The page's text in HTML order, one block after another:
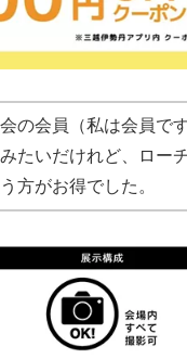
の会員（私は会員で
たいだけれど、ロー
方がお得でした。